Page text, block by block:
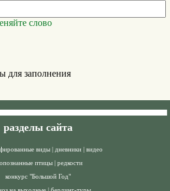
слово
для заполнения
разделы сайта
виды | дневники | видео
птицы | редкости
конкурс "Большой Год"